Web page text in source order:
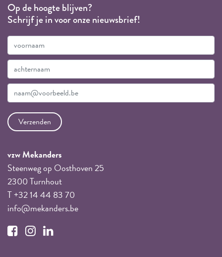
Op de hoogte blijven?
Schrijf je in voor onze nieuwsbrief!
vzw Mekanders
Steenweg op Oosthoven 25
2300 Turnhout
T +32 14 44 83 70
info@mekanders.be